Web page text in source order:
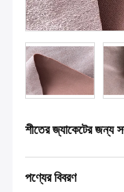
শীতের জ্যাকেটের জন্য
পণ্যের বিবরণ